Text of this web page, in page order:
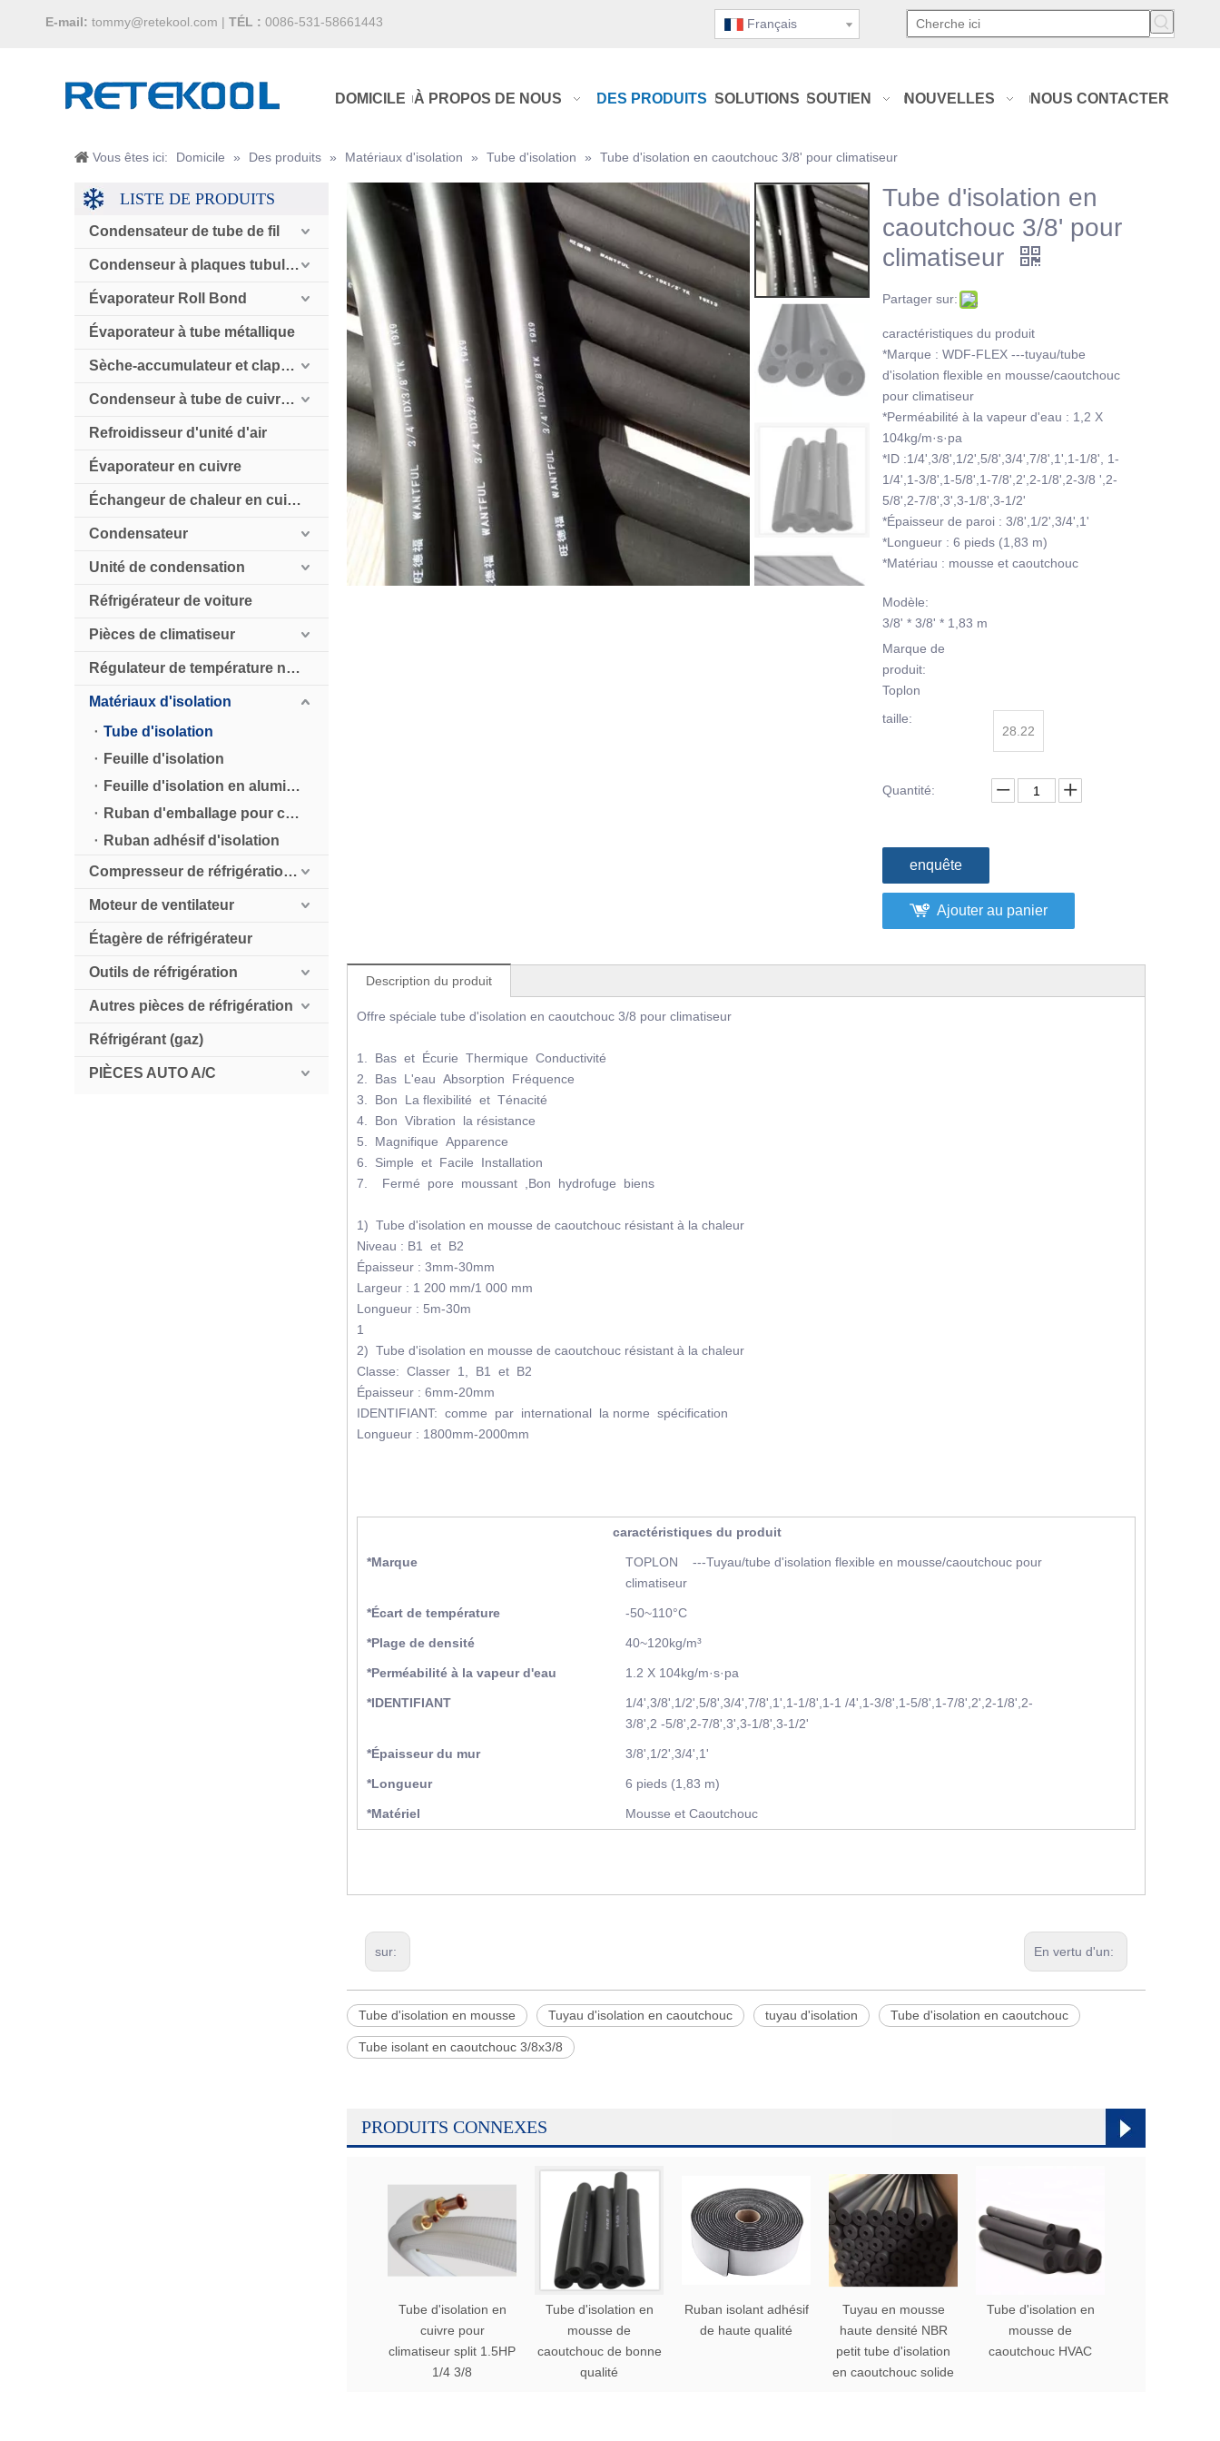
E-mail: tommy@retekool.com | TÉL : 0086-531-58661443 Français
DOMICILE À PROPOS DE NOUS DES PRODUITS SOLUTIONS SOUTIEN NOUVELLES NOUS CONTACTER
Vous êtes ici: Domicile » Des produits » Matériaux d'isolation » Tube d'isolation » Tube d'isolation en caoutchouc 3/8' pour climatiseur
LISTE DE PRODUITS
Condensateur de tube de fil
Condenseur à plaques tubulaires
Évaporateur Roll Bond
Évaporateur à tube métallique
Sèche-accumulateur et clapet anti-retour
Condenseur à tube de cuivre refroidi par air
Refroidisseur d'unité d'air
Évaporateur en cuivre
Échangeur de chaleur en cuivre
Condensateur
Unité de condensation
Réfrigérateur de voiture
Pièces de climatiseur
Régulateur de température numérique
Matériaux d'isolation
Tube d'isolation
Feuille d'isolation
Feuille d'isolation en aluminium
Ruban d'emballage pour climatisation
Ruban adhésif d'isolation
Compresseur de réfrigération HollySnow
Moteur de ventilateur
Étagère de réfrigérateur
Outils de réfrigération
Autres pièces de réfrigération
Réfrigérant (gaz)
PIÈCES AUTO A/C
Tube d'isolation en
caoutchouc 3/8' pour
climatiseur
Partager sur:
caractéristiques du produit
*Marque : WDF-FLEX ---tuyau/tube
d'isolation flexible en mousse/caoutchouc
pour climatiseur
*Perméabilité à la vapeur d'eau : 1,2 X
104kg/m·s·pa
*ID :1/4',3/8',1/2',5/8',3/4',7/8',1',1-1/8', 1-
1/4',1-3/8',1-5/8',1-7/8',2',2-1/8',2-3/8 ',2-
5/8',2-7/8',3',3-1/8',3-1/2'
*Épaisseur de paroi : 3/8',1/2',3/4',1'
*Longueur : 6 pieds (1,83 m)
*Matériau : mousse et caoutchouc
Modèle:
3/8' * 3/8' * 1,83 m
Marque de
produit:
Toplon
taille:
28.22
Quantité:
enquête
Ajouter au panier
Description du produit
Offre spéciale tube d'isolation en caoutchouc 3/8 pour climatiseur
1. Bas et Écurie Thermique Conductivité
2. Bas L'eau Absorption Fréquence
3. Bon La flexibilité et Ténacité
4. Bon Vibration la résistance
5. Magnifique Apparence
6. Simple et Facile Installation
7. Fermé pore moussant ,Bon hydrofuge biens
1) Tube d'isolation en mousse de caoutchouc résistant à la chaleur
Niveau : B1 et B2
Épaisseur : 3mm-30mm
Largeur : 1 200 mm/1 000 mm
Longueur : 5m-30m
1
2) Tube d'isolation en mousse de caoutchouc résistant à la chaleur
Classe: Classer 1, B1 et B2
Épaisseur : 6mm-20mm
IDENTIFIANT: comme par international la norme spécification
Longueur : 1800mm-2000mm
caractéristiques du produit
*Marque
TOPLON ---Tuyau/tube d'isolation flexible en mousse/caoutchouc pour
climatiseur
*Écart de température -50~110°C
*Plage de densité 40~120kg/m³
*Perméabilité à la vapeur d'eau 1.2 X 104kg/m·s·pa
*IDENTIFIANT
1/4',3/8',1/2',5/8',3/4',7/8',1',1-1/8',1-1 /4',1-3/8',1-5/8',1-7/8',2',2-1/8',2-
3/8',2 -5/8',2-7/8',3',3-1/8',3-1/2'
*Épaisseur du mur 3/8',1/2',3/4',1'
*Longueur 6 pieds (1,83 m)
*Matériel Mousse et Caoutchouc
sur: En vertu d'un:
Tube d'isolation en mousse Tuyau d'isolation en caoutchouc tuyau d'isolation Tube d'isolation en caoutchouc
Tube isolant en caoutchouc 3/8x3/8
PRODUITS CONNEXES
Tube d'isolation en
cuivre pour
climatiseur split 1.5HP
1/4 3/8
Tube d'isolation en
mousse de
caoutchouc de bonne
qualité
Ruban isolant adhésif
de haute qualité
Tuyau en mousse
haute densité NBR
petit tube d'isolation
en caoutchouc solide
Tube d'isolation en
mousse de
caoutchouc HVAC